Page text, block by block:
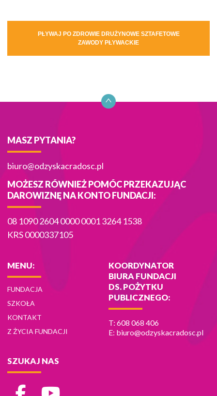
NawigacjaPŁYWAJ PO ZDROWIE DRUŻYNOWE SZTAFETOWE
ZAWODY PŁYWACKIE
MASZ PYTANIA?
biuro@odzyskacradosc.pl
MOŻESZ RÓWNIEŻ POMÓC PRZEKAZUJĄC
DAROWIZNĘ NA KONTO FUNDACJI:
08 1090 2604 0000 0001 3264 1538
KRS 0000337105
MENU:
FUNDACJA
SZKOŁA
KONTAKT
Z ŻYCIA FUNDACJI
KOORDYNATOR
BIURA FUNDACJI
DS. POŻYTKU
PUBLICZNEGO:
T: 608 068 406
E: biuro@odzyskacradosc.pl
SZUKAJ NAS